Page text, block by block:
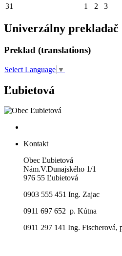
31 1 2 3
Univerzálny prekladač
Preklad (translations)
Select Language ▼
Ľubietová
Kontakt
Obec Ľubietová
Nám.V.Dunajského 1/1
976 55 Ľubietová
0903 555 451 Ing. Zajac
0911 697 652 p. Kútna
0911 297 141 Ing. Fischerová,